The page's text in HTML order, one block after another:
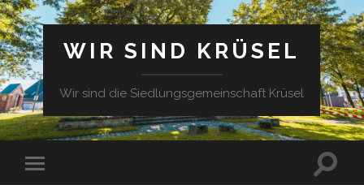
WIR SIND KRÜSEL
Wir sind die Siedlungsgemeinschaft Krüsel